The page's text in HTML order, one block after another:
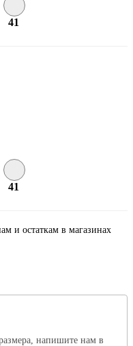
41
41
и остаткам в магазинах
напишите нам в